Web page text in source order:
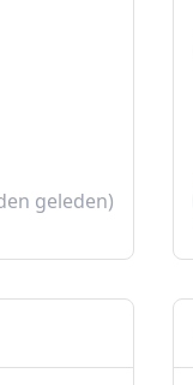
geleden)